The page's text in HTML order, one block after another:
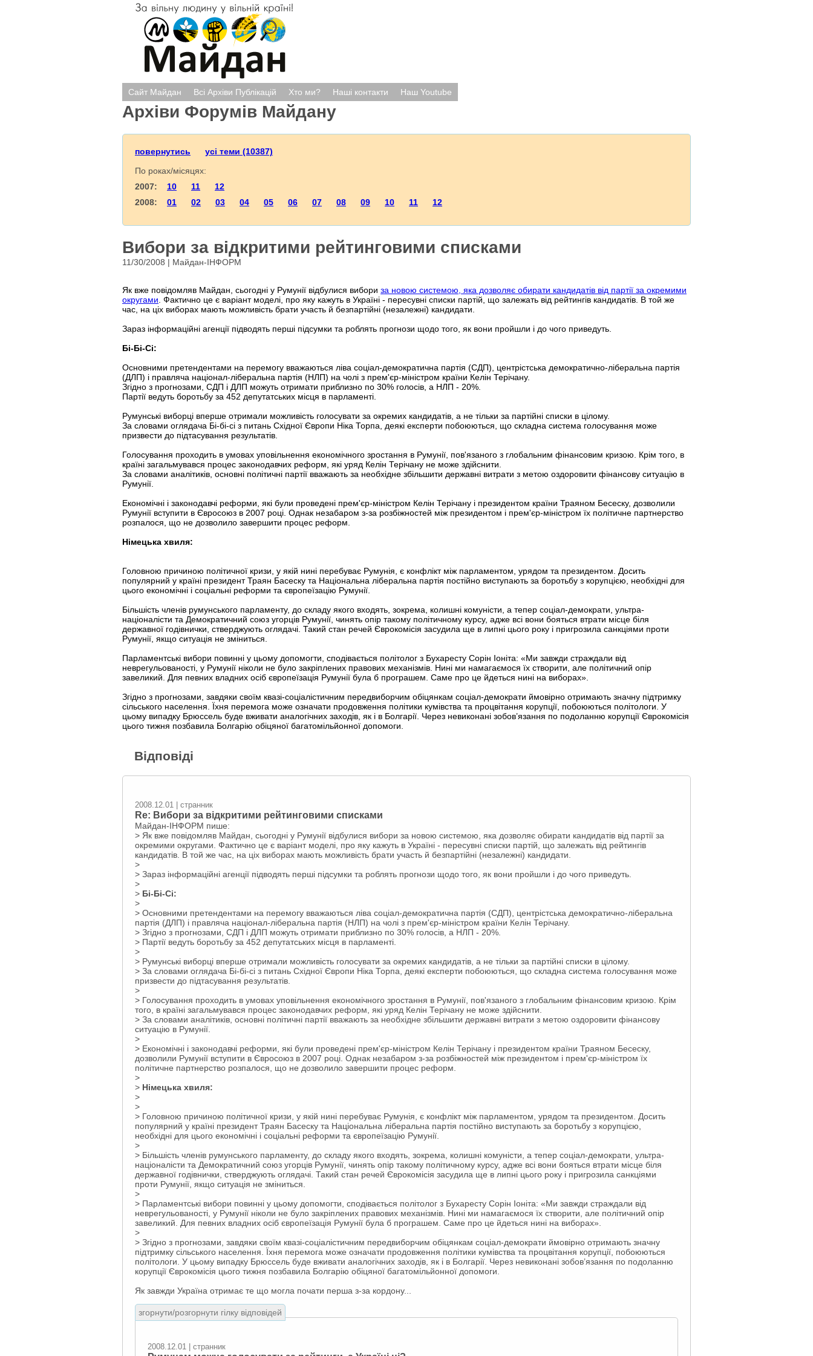
Сайт Майдан Всі Архіви Публікацій Хто ми? Наші контакти Наш Youtube
Архіви Форумів Майдану
повернутись
усі теми (10387)
По роках/місяцях:
2007: 10 11
12
2008: 01 02 03 04 05 06 07 08 09 10 11 12
Вибори за відкритими рейтинговими списками
11/30/2008 | Майдан-ІНФОРМ
Як вже повідомляв Майдан, сьогодні у Румунії відбулися вибори за новою системою, яка дозволяє обирати кандидатів від партії за окремими
округами . Фактично це є варіант моделі, про яку кажуть в Україні - пересувні списки партій, що залежать від рейтингів кандидатів. В той же
час, на ціх виборах мають можливість брати участь й безпартійні (незалежні) кандидати.
Зараз інформаційні агенції підводять перші підсумки та роблять прогнози щодо того, як вони пройшли і до чого приведуть.
Бі-Бі-Сі:
Основними претендентами на перемогу вважаються ліва соціал-демократична партія (СДП), центрістська демократично-ліберальна партія
(ДЛП) і правляча націонал-ліберальна партія (НЛП) на чолі з прем'єр-міністром країни Келін Терічану.
Згідно з прогнозами, СДП і ДЛП можуть отримати приблизно по 30% голосів, а НЛП - 20%.
Партії ведуть боротьбу за 452 депутатських місця в парламенті.
Румунські виборці вперше отримали можливість голосувати за окремих кандидатів, а не тільки за партійні списки в цілому.
За словами оглядача Бі-бі-сі з питань Східної Європи Ніка Торпа, деякі експерти побоюються, що складна система голосування може
призвести до підтасування результатів.
Голосування проходить в умовах уповільнення економічного зростання в Румунії, пов'язаного з глобальним фінансовим кризою. Крім того, в
країні загальмувався процес законодавчих реформ, які уряд Келін Терічану не може здійснити.
За словами аналітиків, основні політичні партії вважають за необхідне збільшити державні витрати з метою оздоровити фінансову ситуацію в
Румунії.
Економічні і законодавчі реформи, які були проведені прем'єр-міністром Келін Терічану і президентом країни Траяном Бесеску, дозволили
Румунії вступити в Євросоюз в 2007 році. Однак незабаром з-за розбіжностей між президентом і прем'єр-міністром їх політичне партнерство
розпалося, що не дозволило завершити процес реформ.
Німецька хвиля:
Головною причиною політичної кризи, у якій нині перебуває Румунія, є конфлікт між парламентом, урядом та президентом. Досить
популярний у країні президент Траян Басеску та Національна ліберальна партія постійно виступають за боротьбу з корупцією, необхідні для
цього економічні і соціальні реформи та європеїзацію Румунії.
Більшість членів румунського парламенту, до складу якого входять, зокрема, колишні комуністи, а тепер соціал-демократи, ультра-
націоналісти та Демократичний союз угорців Румунії, чинять опір такому політичному курсу, адже всі вони бояться втрати місце біля
державної годівнички, стверджують оглядачі. Такий стан речей Єврокомісія засудила ще в липні цього року і пригрозила санкціями проти
Румунії, якщо ситуація не зміниться.
Парламентські вибори повинні у цьому допомогти, сподівається політолог з Бухаресту Сорін Іоніта: «Ми завжди страждали від
неврегульованості, у Румунії ніколи не було закріплених правових механізмів. Нині ми намагаємося їх створити, але політичний опір
завеликий. Для певних владних осіб європеїзація Румунії була б програшем. Саме про це йдеться нині на виборах».
Згідно з прогнозами, завдяки своїм квазі-соціалістичним передвиборчим обіцянкам соціал-демократи ймовірно отримають значну підтримку
сільського населення. Їхня перемога може означати продовження політики кумівства та процвітання корупції, побоюються політологи. У
цьому випадку Брюссель буде вживати аналогічних заходів, як і в Болгарії. Через невиконані зобов’язання по подоланню корупції Єврокомісія
цього тижня позбавила Болгарію обіцяної багатомільйонної допомоги.
Відповіді
2008.12.01 | странник
Re: Вибори за відкритими рейтинговими списками
Майдан-ІНФОРМ пише:
> Як вже повідомляв Майдан, сьогодні у Румунії відбулися вибори за новою системою, яка дозволяє обирати кандидатів від партії за
окремими округами . Фактично це є варіант моделі, про яку кажуть в Україні - пересувні списки партій, що залежать від рейтингів
кандидатів. В той же час, на ціх виборах мають можливість брати участь й безпартійні (незалежні) кандидати.
>
> Зараз інформаційні агенції підводять перші підсумки та роблять прогнози щодо того, як вони пройшли і до чого приведуть.
>
> Бі-Бі-Сі:
>
> Основними претендентами на перемогу вважаються ліва соціал-демократична партія (СДП), центрістська демократично-ліберальна
партія (ДЛП) і правляча націонал-ліберальна партія (НЛП) на чолі з прем'єр-міністром країни Келін Терічану.
> Згідно з прогнозами, СДП і ДЛП можуть отримати приблизно по 30% голосів, а НЛП - 20%.
> Партії ведуть боротьбу за 452 депутатських місця в парламенті.
>
> Румунські виборці вперше отримали можливість голосувати за окремих кандидатів, а не тільки за партійні списки в цілому.
> За словами оглядача Бі-бі-сі з питань Східної Європи Ніка Торпа, деякі експерти побоюються, що складна система голосування може
призвести до підтасування результатів.
>
> Голосування проходить в умовах уповільнення економічного зростання в Румунії, пов'язаного з глобальним фінансовим кризою. Крім
того, в країні загальмувався процес законодавчих реформ, які уряд Келін Терічану не може здійснити.
> За словами аналітиків, основні політичні партії вважають за необхідне збільшити державні витрати з метою оздоровити фінансову
ситуацію в Румунії.
>
> Економічні і законодавчі реформи, які були проведені прем'єр-міністром Келін Терічану і президентом країни Траяном Бесеску,
дозволили Румунії вступити в Євросоюз в 2007 році. Однак незабаром з-за розбіжностей між президентом і прем'єр-міністром їх
політичне партнерство розпалося, що не дозволило завершити процес реформ.
>
> Німецька хвиля:
>
>
> Головною причиною політичної кризи, у якій нині перебуває Румунія, є конфлікт між парламентом, урядом та президентом. Досить
популярний у країні президент Траян Басеску та Національна ліберальна партія постійно виступають за боротьбу з корупцією,
необхідні для цього економічні і соціальні реформи та європеїзацію Румунії.
>
> Більшість членів румунського парламенту, до складу якого входять, зокрема, колишні комуністи, а тепер соціал-демократи, ультра-
націоналісти та Демократичний союз угорців Румунії, чинять опір такому політичному курсу, адже всі вони бояться втрати місце біля
державної годівнички, стверджують оглядачі. Такий стан речей Єврокомісія засудила ще в липні цього року і пригрозила санкціями
проти Румунії, якщо ситуація не зміниться.
>
> Парламентські вибори повинні у цьому допомогти, сподівається політолог з Бухаресту Сорін Іоніта: «Ми завжди страждали від
неврегульованості, у Румунії ніколи не було закріплених правових механізмів. Нині ми намагаємося їх створити, але політичний опір
завеликий. Для певних владних осіб європеїзація Румунії була б програшем. Саме про це йдеться нині на виборах».
>
> Згідно з прогнозами, завдяки своїм квазі-соціалістичним передвиборчим обіцянкам соціал-демократи ймовірно отримають значну
підтримку сільського населення. Їхня перемога може означати продовження політики кумівства та процвітання корупції, побоюються
політологи. У цьому випадку Брюссель буде вживати аналогічних заходів, як і в Болгарії. Через невиконані зобов’язання по подоланню
корупції Єврокомісія цього тижня позбавила Болгарію обіцяної багатомільйонної допомоги.
Як завжди Україна отримає те що могла почати перша з-за кордону...
згорнути/розгорнути гілку відповідей
2008.12.01 | странник